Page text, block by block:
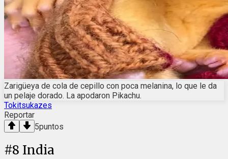
Zarigüeya de cola de cepillo con poca melanina, lo que le da
un pelaje dorado. La apodaron Pikachu.
Tokitsukazes
Reportar
5puntos
#8 India